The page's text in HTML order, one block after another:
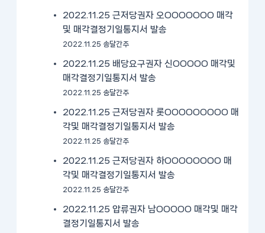
2022.11.25 근저당권자 오OOOOOOO 매각
및 매각결정기일통지서 발송
2022.11.25 송달간주
2022.11.25 배당요구권자 신OOOOO 매각및
매각결정기일통지서 발송
2022.11.25 송달간주
2022.11.25 근저당권자 롯OOOOOOOOO 매
각및 매각결정기일통지서 발송
2022.11.25 송달간주
2022.11.25 근저당권자 하OOOOOOOO 매
각및 매각결정기일통지서 발송
2022.11.25 송달간주
2022.11.25 압류권자 남OOOOO 매각및 매각
결정기일통지서 발송